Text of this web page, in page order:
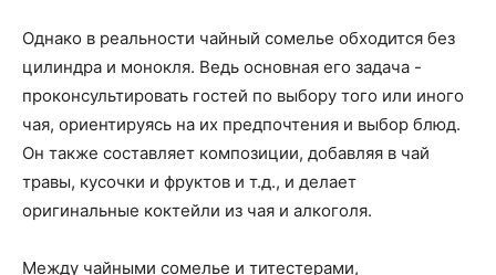
Однако в реальности чайный сомелье обходится без
цилиндра и монокля. Ведь основная его задача -
проконсультировать гостей по выбору того или иного
чая, ориентируясь на их предпочтения и выбор блюд.
Он также составляет композиции, добавляя в чай
травы, кусочки и фруктов и т.д., и делает
оригинальные коктейли из чая и алкоголя.
Между чайными сомелье и титестерами,